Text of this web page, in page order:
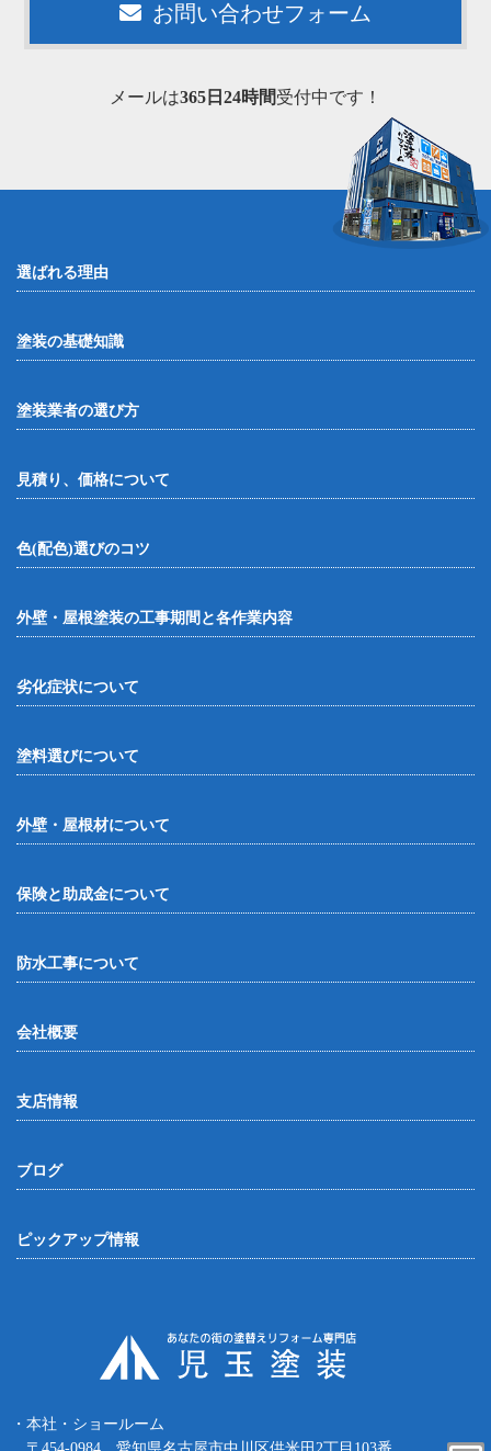
お問い合わせフォーム
メールは365日24時間受付中です！
選ばれる理由
塗装の基礎知識
塗装業者の選び方
見積り、価格について
色(配色)選びのコツ
外壁・屋根塗装の工事期間と各作業内容
劣化症状について
塗料選びについて
外壁・屋根材について
保険と助成金について
防水工事について
会社概要
支店情報
ブログ
ピックアップ情報
・本社・ショールーム